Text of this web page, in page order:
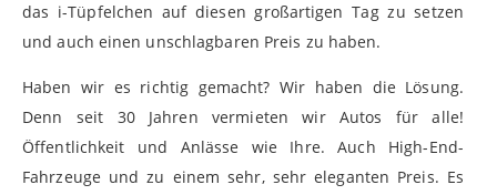
das i-Tüpfelchen auf diesen großartigen Tag zu setzen
und auch einen unschlagbaren Preis zu haben.
Haben wir es richtig gemacht? Wir haben die Lösung.
Denn seit 30 Jahren vermieten wir Autos für alle!
Öffentlichkeit und Anlässe wie Ihre. Auch High-End-
Fahrzeuge und zu einem sehr, sehr eleganten Preis. Es